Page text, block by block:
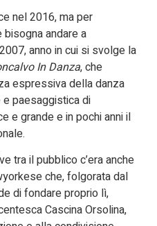
nel 2016, ma per
bisogna andare a
anno in cui si svolge la
In Danza, che
espressiva della danza
paesaggistica di
e grande e in pochi anni il
tra il pubblico c’era anche
che, folgorata dal
di fondare proprio lì,
Cascina Orsolina,